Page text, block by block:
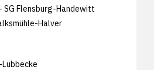
SG Flensburg-Handewitt
Halver